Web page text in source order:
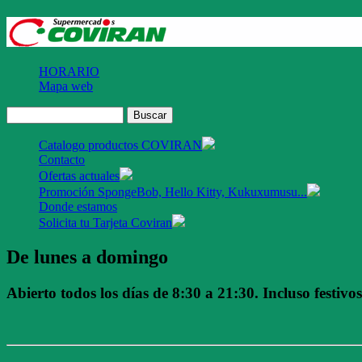
HORARIO
Mapa web
Catalogo productos COVIRAN
Contacto
Ofertas actuales
Promoción SpongeBob, Hello Kitty, Kukuxumusu...
Donde estamos
Solicita tu Tarjeta Coviran
De lunes a domingo
Abierto todos los días de 8:30 a 21:30. Incluso